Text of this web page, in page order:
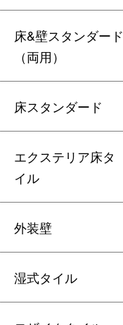
床&壁スタンダード
（両用）
床スタンダード
エクステリア床タ
イル
外装壁
湿式タイル